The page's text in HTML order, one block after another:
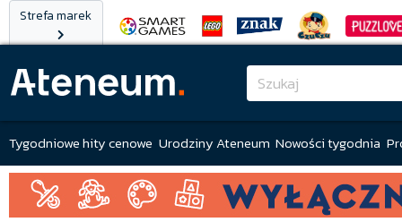
Strefa marek
Tygodniowe hity cenowe Urodziny Ateneum Nowości tygodnia